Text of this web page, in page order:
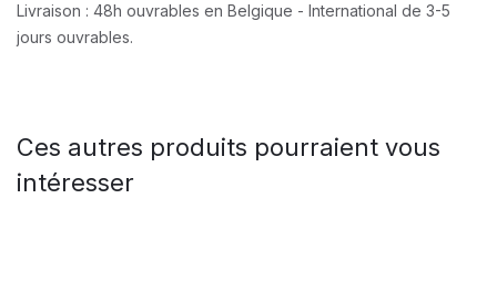
Livraison : 48h ouvrables en Belgique - International de 3-5
jours ouvrables.
Ces autres produits pourraient vous
intéresser